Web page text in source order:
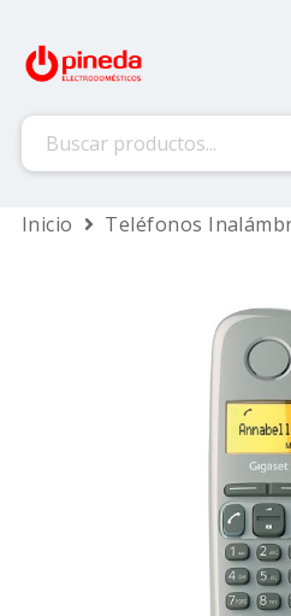
Inicio
 Teléfonos